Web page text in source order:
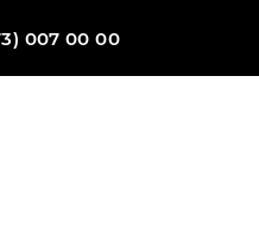
007 00 00